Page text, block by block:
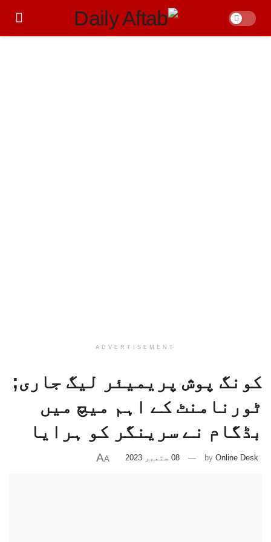
ADVERTISEMENT
کونگ پوش پریمیئر لیگ جاری;
ٹورنامنٹ کے اہم میچ میں
بڈگام نے سرینگر کو ہرایا
by Online Desk 08 ستمبر 2023 A
A